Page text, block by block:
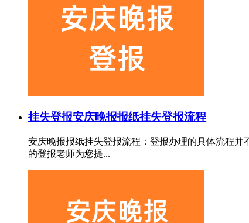
挂失登报安庆晚报报纸挂失登报流程
安庆晚报报纸挂失登报流程：登报办理的具体流程
的登报老师为您提...